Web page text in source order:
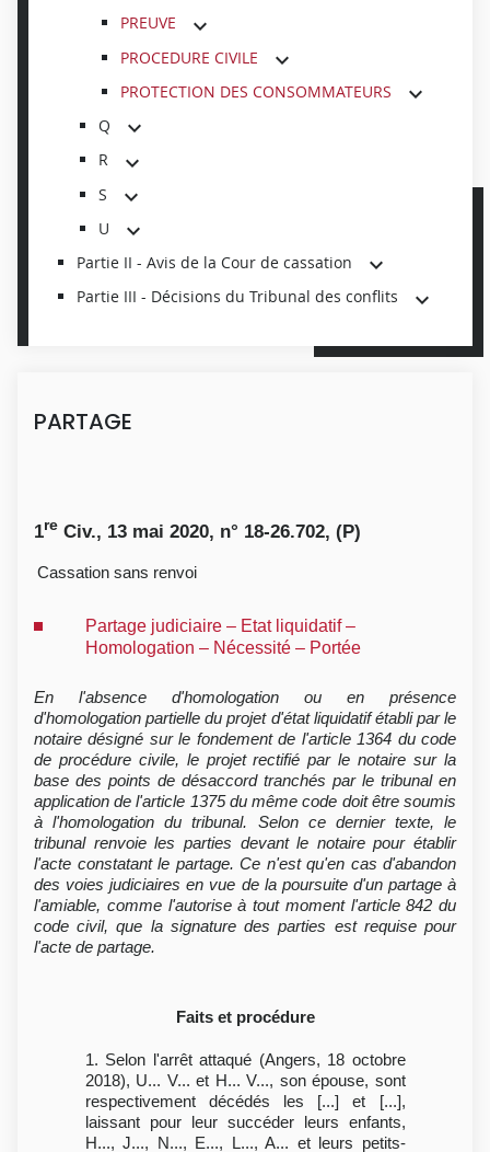
PREUVE
PROCEDURE CIVILE
PROTECTION DES CONSOMMATEURS
Q
R
S
U
Partie II - Avis de la Cour de cassation
Partie III - Décisions du Tribunal des conflits
PARTAGE
1re Civ., 13 mai 2020, n° 18-26.702, (P)
Cassation sans renvoi
Partage judiciaire – Etat liquidatif –
Homologation – Nécessité – Portée
En l'absence d'homologation ou en présence
d'homologation partielle du projet d'état liquidatif établi par le
notaire désigné sur le fondement de l'article 1364 du code
de procédure civile, le projet rectifié par le notaire sur la
base des points de désaccord tranchés par le tribunal en
application de l'article 1375 du même code doit être soumis
à l'homologation du tribunal. Selon ce dernier texte, le
tribunal renvoie les parties devant le notaire pour établir
l'acte constatant le partage. Ce n'est qu'en cas d'abandon
des voies judiciaires en vue de la poursuite d'un partage à
l'amiable, comme l'autorise à tout moment l'article 842 du
code civil, que la signature des parties est requise pour
l'acte de partage.
Faits et procédure
1. Selon l'arrêt attaqué (Angers, 18 octobre
2018), U... V... et H... V..., son épouse, sont
respectivement décédés les [...] et [...],
laissant pour leur succéder leurs enfants,
H..., J..., N..., E..., L..., A... et leurs petits-